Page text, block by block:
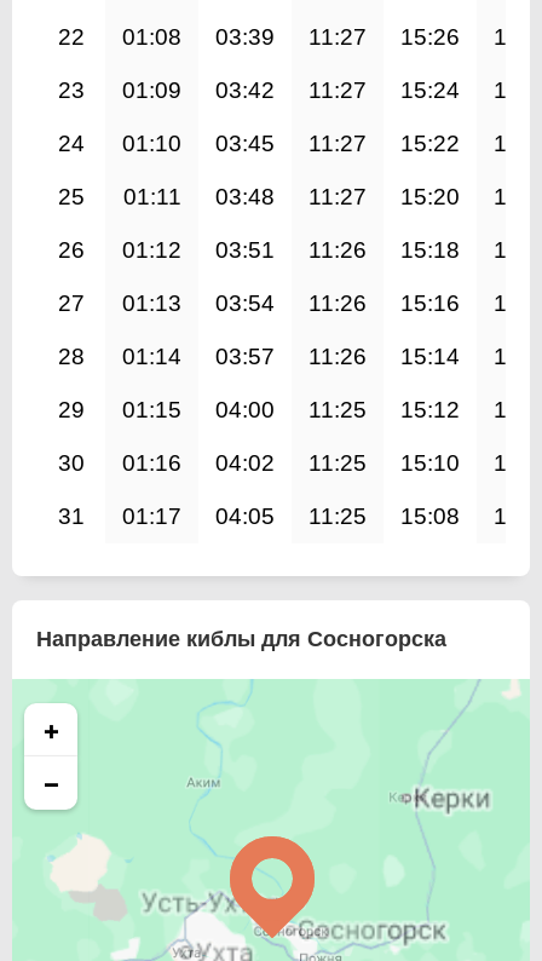
22 01:08 03:39 11:27 15:26
23 01:09 03:42 11:27 15:24
24 01:10 03:45 11:27 15:22
25 01:11 03:48 11:27 15:20
26 01:12 03:51 11:26 15:18
27 01:13 03:54 11:26 15:16
28 01:14 03:57 11:26 15:14
29 01:15 04:00 11:25 15:12
30 01:16 04:02 11:25 15:10
31 01:17 04:05 11:25 15:08
Направление киблы для Сосногорска
+
−